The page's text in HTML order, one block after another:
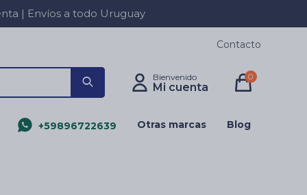
| Envíos a todo Uruguay
+59896722639 Otras marcas Blog
0
Contacto